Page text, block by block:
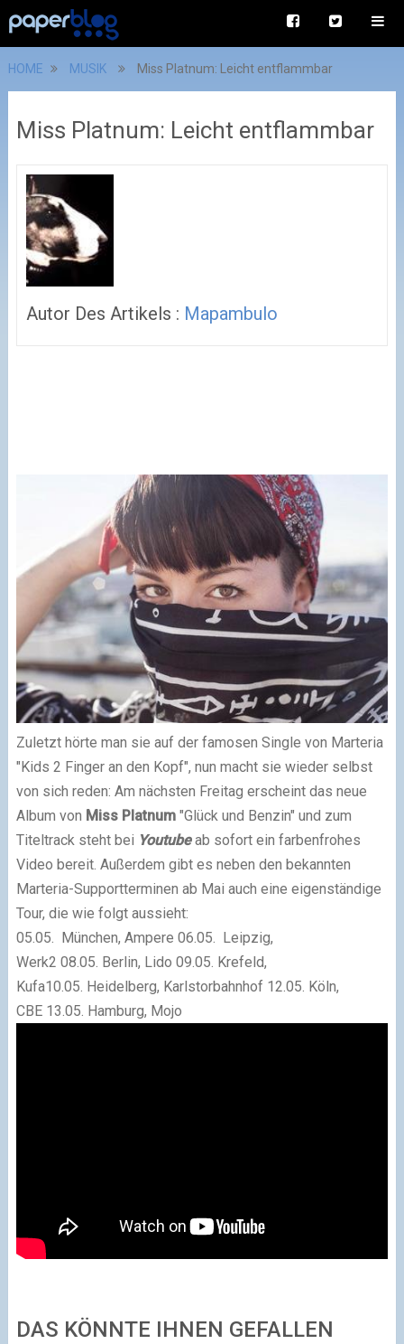
HOME MUSIK Miss Platnum: Leicht entflammbar
Miss Platnum: Leicht entflammbar
Autor Des Artikels : Mapambulo
Zuletzt hörte man sie auf der famosen Single von Marteria
"Kids 2 Finger an den Kopf", nun macht sie wieder selbst
von sich reden: Am nächsten Freitag erscheint das neue
Album von Miss Platnum"Glück und Benzin" und zum
Titeltrack steht bei Youtube ab sofort ein farbenfrohes
Video bereit. Außerdem gibt es neben den bekannten
Marteria-Supportterminen ab Mai auch eine eigenständige
Tour, die wie folgt aussieht:
05.05. München, Ampere 06.05. Leipzig,
Werk2 08.05. Berlin, Lido 09.05. Krefeld,
Kufa10.05. Heidelberg, Karlstorbahnhof 12.05. Köln,
CBE 13.05. Hamburg, Mojo
DAS KÖNNTE IHNEN GEFALLEN